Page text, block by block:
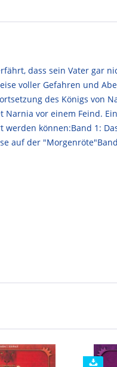
dass sein Vater gar
voller Gefahren und
des Königs von
vor einem Feind.
können:Band 1:
auf der